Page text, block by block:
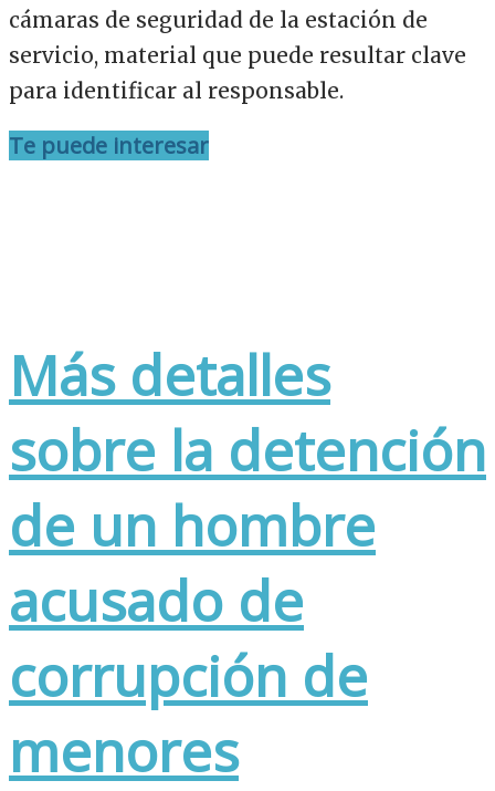
cámaras de seguridad de la estación de
servicio, material que puede resultar clave
para identificar al responsable.
Te puede interesar
Más detalles
sobre la detención
de un hombre
acusado de
corrupción de
menores